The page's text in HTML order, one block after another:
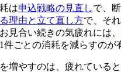
は申込戦略の見直しで、
理由と立て直し方で、そ
見合い続きの気疲れには、
件ごとの消耗を減らすのが
増やすのは、疲れている